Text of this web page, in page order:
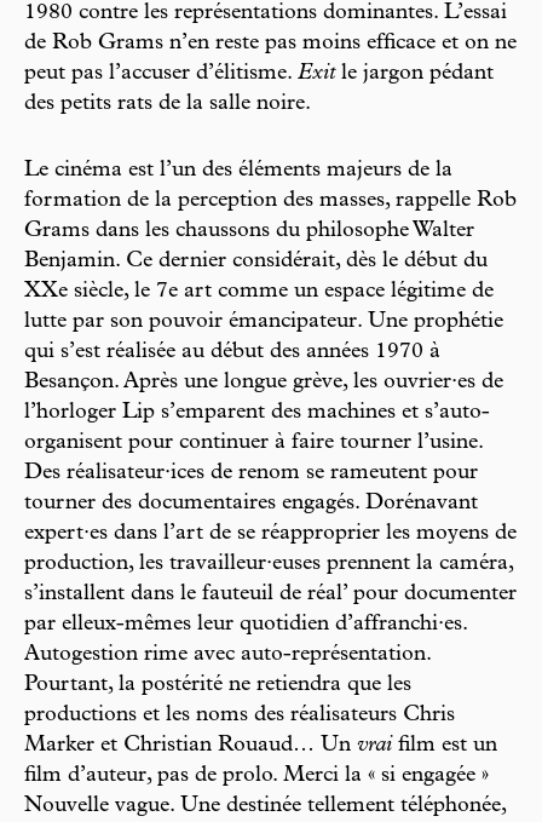
1980 contre les représentations dominantes. L’essai
de Rob Grams n’en reste pas moins efficace et on ne
peut pas l’accuser d’élitisme. Exitle jargon pédant
des petits rats de la salle noire.
Le cinéma est l’un des éléments majeurs de la
formation de la perception des masses, rappelle Rob
Grams dans les chaussons du philosophe Walter
Benjamin. Ce dernier considérait, dès le début du
XXe siècle, le 7e art comme un espace légitime de
lutte par son pouvoir émancipateur. Une prophétie
qui s’est réalisée au début des années 1970 à
Besançon. Après une longue grève, les ouvrier·es de
l’horloger Lip s’emparent des machines et s’auto-
organisent pour continuer à faire tourner l’usine.
Des réalisateur·ices de renom se rameutent pour
tourner des documentaires engagés. Dorénavant
expert·es dans l’art de se réapproprier les moyens de
production, les travailleur·euses prennent la caméra,
s’installent dans le fauteuil de réal’ pour documenter
par elleux-mêmes leur quotidien d’affranchi·es.
Autogestion rime avec auto-représentation.
Pourtant, la postérité ne retiendra que les
productions et les noms des réalisateurs Chris
Marker et Christian Rouaud… Un vrai film est un
film d’auteur, pas de prolo. Merci la « si engagée »
Nouvelle vague. Une destinée tellement téléphonée,